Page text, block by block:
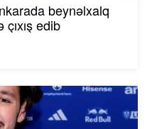
beynəlxalq
edib